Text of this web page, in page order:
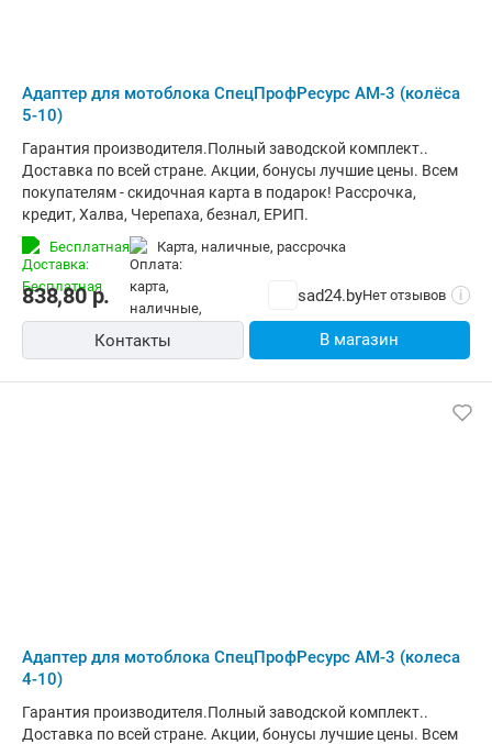
Адаптер для мотоблока СпецПрофРесурс АМ-3 (колёса
5-10)
Гарантия производителя.Полный заводской комплект..
Доставка по всей стране. Акции, бонусы лучшие цены. Всем
покупателям - скидочная карта в подарок! Рассрочка,
кредит, Халва, Черепаха, безнал, ЕРИП.
Бесплатная карта, наличные, рассрочка
838,80р. sad24.byНет отзывов i
Контакты В магазин
Адаптер для мотоблока СпецПрофРесурс АМ-3 (колеса
4-10)
Гарантия производителя.Полный заводской комплект..
Доставка по всей стране. Акции, бонусы лучшие цены. Всем